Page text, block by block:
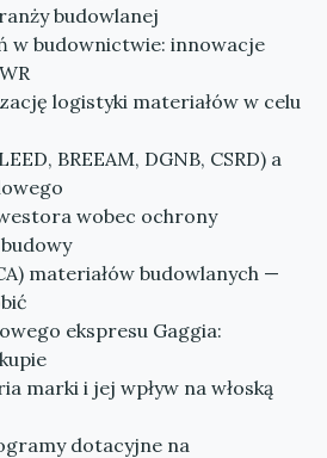
budowlanej
w budownictwie: innowacje
logistyki materiałów w celu
BREEAM, DGNB, CSRD) a
wobec ochrony
materiałów budowlanych —
ekspresu Gaggia:
marki i jej wpływ na włoską
dotacyjne na